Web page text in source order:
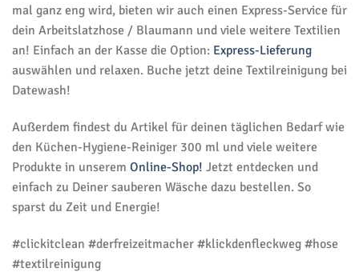
mal ganz eng wird, bieten wir auch einen Express-Service für
dein Arbeitslatzhose / Blaumann und viele weitere Textilien
an! Einfach an der Kasse die Option: Express-Lieferung
auswählen und relaxen. Buche jetzt deine Textilreinigung bei
Datewash!
Außerdem findest du Artikel für deinen täglichen Bedarf wie
den Küchen-Hygiene-Reiniger 300 ml und viele weitere
Produkte in unserem Online-Shop! Jetzt entdecken und
einfach zu Deiner sauberen Wäsche dazu bestellen. So
sparst du Zeit und Energie!
#clickitclean #derfreizeitmacher #klickdenfleckweg #hose
#textilreinigung